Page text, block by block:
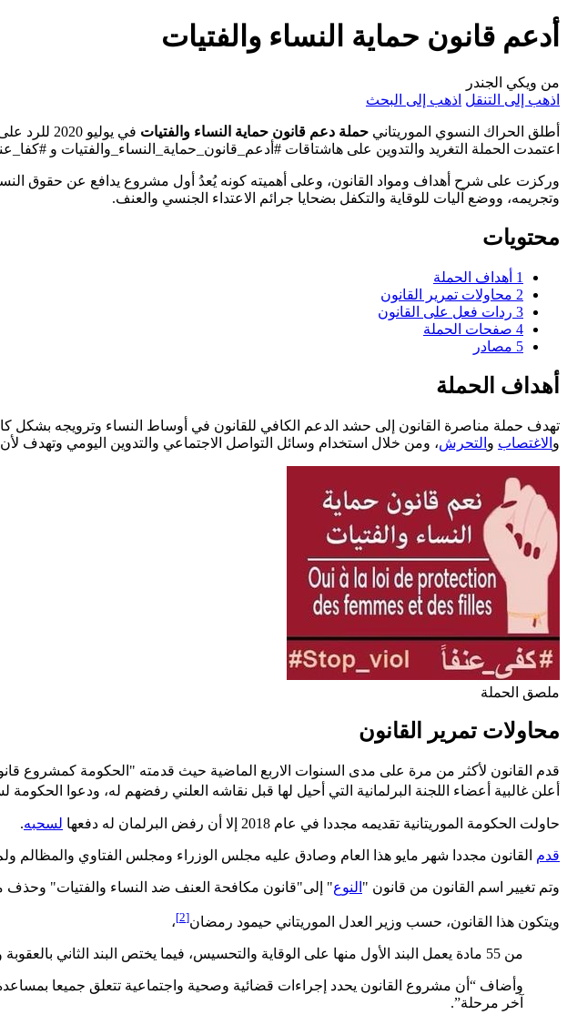
أدعم قانون حماية النساء والفتيات
من ويكي الجندر
اذهب إلى التنقل اذهب إلى البحث
أطلق الحراك النسوي الموريتاني حملة دعم قانون حماية النساء والفتيات
في
اعتمدت الحملة التغريد والتدوين على هاشتاقات #أدعم_قانون_حماية_النساء_والفتيات و
وركزت على شرح أهداف ومواد القانون، وعلى أهميته كونه يُعدُ أول مشروع يدافع عن حقوق
وتجريمه، ووضع آليات للوقاية والتكفل بضحايا جرائم الاعتداء الجنسي والعنف.
محتويات
1 أهداف الحملة
2 محاولات تمرير القانون
3 ردات فعل على القانون
4 صفحات الحملة
5 مصادر
أهداف الحملة
تهدف حملة مناصرة القانون إلى حشد الدعم الكافي للقانون في أوساط النساء وترويجه
و الاغتصاب و التحرش، ومن خلال استخدام وسائل التواصل الاجتماعي والتدوين اليومي وتهدف
ملصق الحملة
محاولات تمرير القانون
قدم القانون لأكثر من مرة على مدى السنوات الاربع الماضية حيث قدمته "الحكومة كمشروع قانون لأول
أعلن غالبية أعضاء اللجنة البرلمانية التي أحيل لها قبل نقاشه العلني رفضهم له، ودعوا الحكومة
حاولت الحكومة الموريتانية تقديمه مجددا في عام 2018 إلا أن رفض البرلمان له دفعها لسحبه.
قدم القانون مجددا شهر مايو هذا العام وصادق عليه مجلس الوزراء ومجلس الفتاوي والمظالم ولم
وتم تغيير اسم القانون من قانون " النوع" إلى"قانون مكافحة العنف ضد النساء والفتيات"
ويتكون هذا القانون، حسب وزير العدل الموريتاني حيمود رمضان[2] ،
من 55 مادة يعمل البند الأول منها على الوقاية والتحسيس، فيما يختص البند الثاني بالعقوبة ووضع مجموعة من الإجراءات لحماية المرأة والبنت من العنف والانتهاكات الأخرى”.
وأضاف “أن مشروع القانون يحدد إجراءات قضائية وصحية واجتماعية تتعلق جميعا
آخر مرحلة”.